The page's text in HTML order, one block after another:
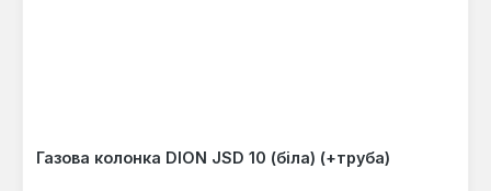
Газова колонка DION JSD 10 (біла) (+труба)